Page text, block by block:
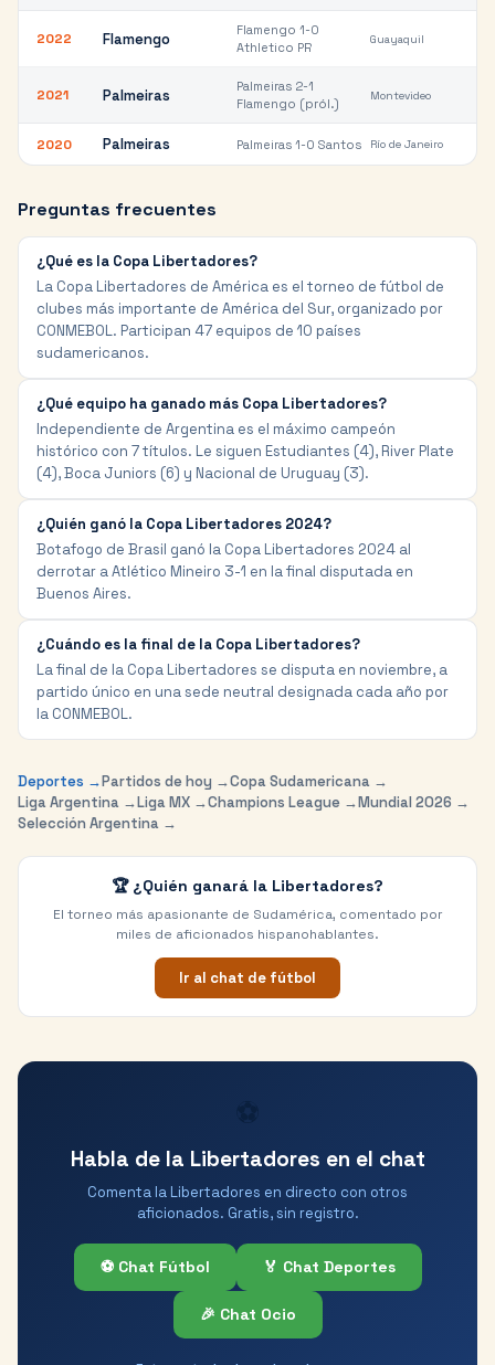
2022 Flamengo
Flamengo 1-0
Athletico PR
Guayaquil
2021 Palmeiras
Palmeiras 2-1
Flamengo (pról.)
Montevideo
2020 Palmeiras Palmeiras 1-0 Santos Río de Janeiro
Preguntas frecuentes
¿Qué es la Copa Libertadores?
La Copa Libertadores de América es el torneo de fútbol de
clubes más importante de América del Sur, organizado por
CONMEBOL. Participan 47 equipos de 10 países
sudamericanos.
¿Qué equipo ha ganado más Copa Libertadores?
Independiente de Argentina es el máximo campeón
histórico con 7 títulos. Le siguen Estudiantes (4), River Plate
(4), Boca Juniors (6) y Nacional de Uruguay (3).
¿Quién ganó la Copa Libertadores 2024?
Botafogo de Brasil ganó la Copa Libertadores 2024 al
derrotar a Atlético Mineiro 3-1 en la final disputada en
Buenos Aires.
¿Cuándo es la final de la Copa Libertadores?
La final de la Copa Libertadores se disputa en noviembre, a
partido único en una sede neutral designada cada año por
la CONMEBOL.
Deportes →Partidos de hoy →Copa Sudamericana →
Liga Argentina →Liga MX →Champions League →Mundial 2026 →
Selección Argentina →
🏆 ¿Quién ganará la Libertadores?
El torneo más apasionante de Sudamérica, comentado por
miles de aficionados hispanohablantes.
Ir al chat de fútbol
Habla de la Libertadores en el chat
Comenta la Libertadores en directo con otros
aficionados. Gratis, sin registro.
⚽ Chat Fútbol 🏅 Chat Deportes
🎉 Chat Ocio